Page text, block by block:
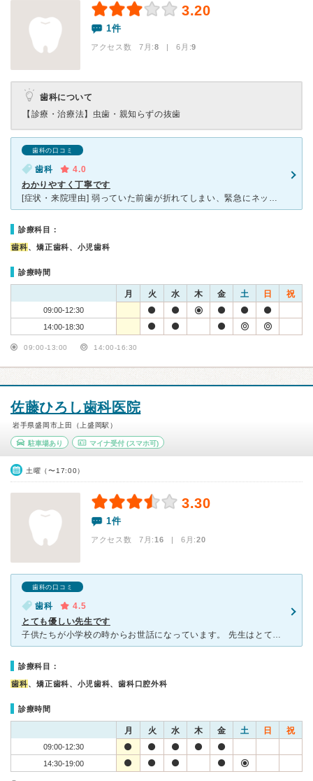
3.20
1件
アクセス数 7月:8 | 6月:9
歯科について
【診療・治療法】 虫歯・親知らずの抜歯
歯科の口コミ
歯科
4.0
わかりやすく丁寧です
[症状・来院理由] 弱っていた前歯が折れてしまい、緊急にネット検索で見つけた歯科でしたが、「痛くない治療を心掛けております」の御触書が気に入ったので行ってみました。 [医師の診断・治療法] まず
診療科目：
歯科、矯正歯科、小児歯科
診療時間
月 火 水 木 金 土 日 祝
09:00-12:30
14:00-18:30
09:00-13:00 14:00-16:30
佐藤ひろし歯科医院
岩手県盛岡市上田（上盛岡駅）
駐車場あり マイナ受付(スマホ可)
土曜（〜17:00）
3.30
1件
アクセス数 7月:16 | 6月:20
歯科の口コミ
歯科
4.5
とても優しい先生です
子供たちが小学校の時からお世話になっています。 先生はとても優しい先生です。 以前、他の歯科医院で治療していただいたときに「歯医者さんは怖い」と子供が思ってしまった為、治療していた期間は連れて行く
診療科目：
歯科、矯正歯科、小児歯科、歯科口腔外科
診療時間
月 火 水 木 金 土 日 祝
09:00-12:30
14:30-19:00